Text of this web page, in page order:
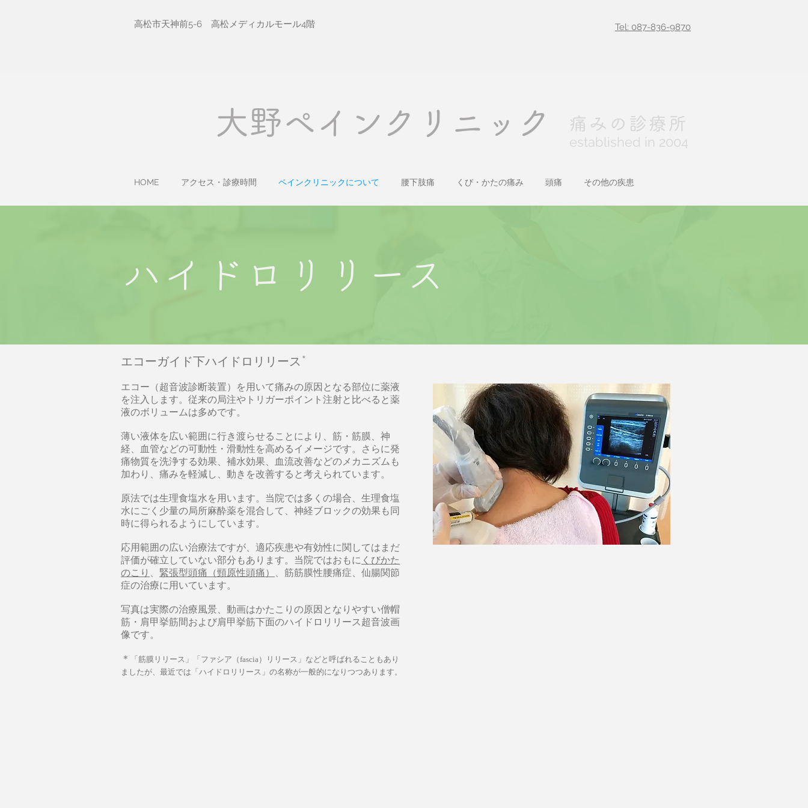
高松市天神前5-6 高松メディカルモール4階 Tel: 087-836-9870
痛みの診療所
established in 2004
​大野ペインクリニック
HOME アクセス・診療時間 ペインクリニックについて 腰下肢痛 くび・かたの痛み 頭痛 その他の疾患
ハイドロリリース
エコーガイド下ハイドロリリース
エコー（超音波診断装置）を用いて痛みの原因となる部位に薬液
を注入します。従来の局注やトリガーポイント注射と比べると薬
液のボリュームは多めです。
薄い液体を広い範囲に行き渡らせることにより、筋・筋膜、神
経、血管などの可動性・滑動性を高めるイメージです。さらに発
痛物質を洗浄する効果、補水効果、血流改善などのメカニズムも
加わり、痛みを軽減し、動きを改善すると考えられています。
原法では生理食塩水を用います。当院では多くの場合、生理食塩
水にごく少量の局所麻酔薬を混合して、神経ブロックの効果も同
時に得られるようにしています。
応用範囲の広い治療法ですが、適応疾患や有効性に関してはまだ
評価が確立していない部分もあります。当院ではおもに くびかた
のこり
緊張型頭痛（頸原性頭痛）
、筋筋膜性腰痛症、仙腸関節
症の治療に用いています。
写真は実際の治療風景、動画はかたこりの原因となりやすい僧帽
筋・肩甲挙筋間および肩甲挙筋下面のハイドロリリース超音波画
像です。
​＊
「筋膜リリース」「ファシア（fascia）リリース」などと呼ばれることもあり
ましたが、最近では「ハイドロリリース」の名称が一般的になりつつあります。
＊